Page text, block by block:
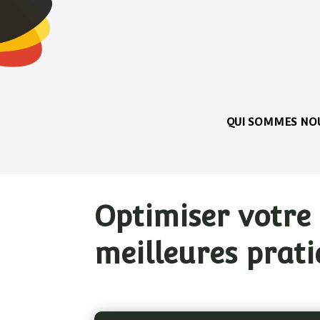
QUI SOMMES
Optimiser votre
meilleures